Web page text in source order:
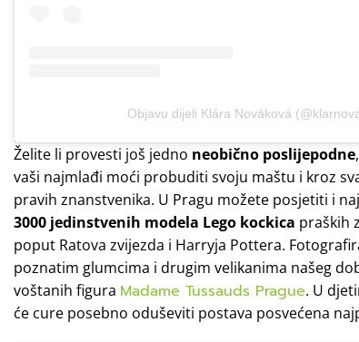
Objavu dijeli Klára Nováková
Želite li provesti još jedno neobično poslijepodne
vaši najmlađi moći probuditi svoju maštu i kroz
pravih znanstvenika. U Pragu možete posjetiti i
3000 jedinstvenih modela Lego kockica praških
poput Ratova zvijezda i Harryja Pottera.
poznatim glumcima i drugim velikanima našeg
voštanih figura Madame Tussauds Prague. U
će cure posebno oduševiti postava posvećena